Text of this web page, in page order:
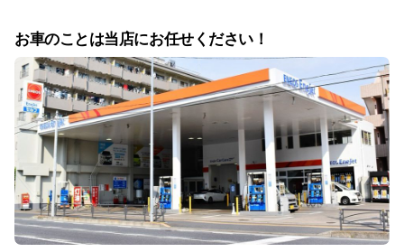
お車のことは当店にお任せください！